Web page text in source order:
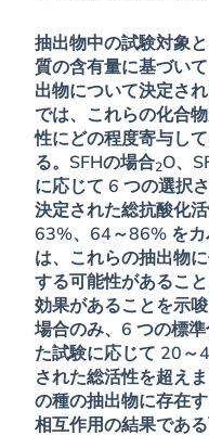
抽出物中の試験対象
質の含有量に基づい
出物について決定さ
では、これらの化合
性にどの程度寄与し
る。SFHの場合2O、
に応じて 6 つの選択
決定された総抗酸化
63%、64～86% をカ
は、これらの抽出物
する可能性があるこ
効果があることを示
場合のみ、6 つの標
た試験に応じて 20～
された総活性を超え
の種の抽出物に存在
相互作用の結果であ